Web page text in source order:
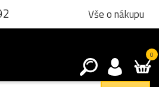
Vše o nákupu
0